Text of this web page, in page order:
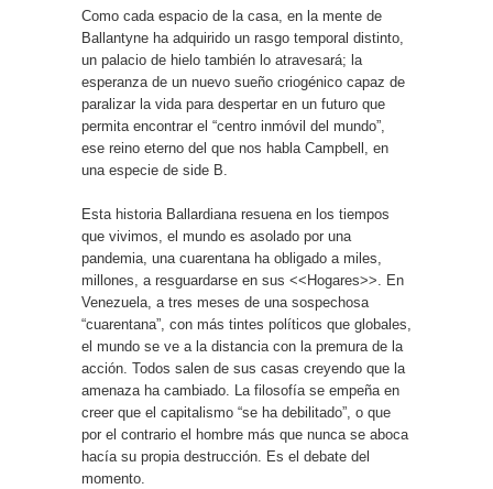
Como cada espacio de la casa, en la mente de
Ballantyne ha adquirido un rasgo temporal distinto,
un palacio de hielo también lo atravesará; la
esperanza de un nuevo sueño criogénico capaz de
paralizar la vida para despertar en un futuro que
permita encontrar el “centro inmóvil del mundo”,
ese reino eterno del que nos habla Campbell, en
una especie de side B.
Esta historia Ballardiana resuena en los tiempos
que vivimos, el mundo es asolado por una
pandemia, una cuarentana ha obligado a miles,
millones, a resguardarse en sus <<Hogares>>. En
Venezuela, a tres meses de una sospechosa
“cuarentana”, con más tintes políticos que globales,
el mundo se ve a la distancia con la premura de la
acción. Todos salen de sus casas creyendo que la
amenaza ha cambiado. La filosofía se empeña en
creer que el capitalismo “se ha debilitado”, o que
por el contrario el hombre más que nunca se aboca
hacía su propia destrucción. Es el debate del
momento.